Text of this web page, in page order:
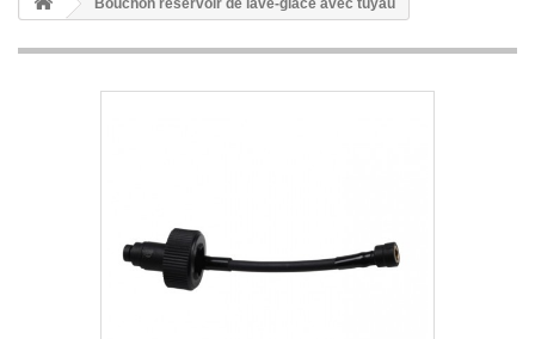
Bouchon réservoir de lave-glace avec tuyau